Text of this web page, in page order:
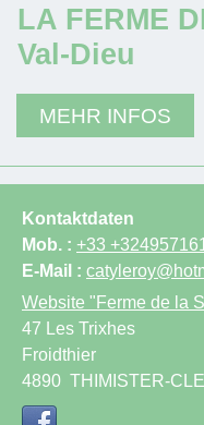
LA FERME
Val-Dieu
MEHR INFOS
Kontaktdaten
Mob. : +33
E-Mail :
Website "Ferme de la
47 Les Trixhes
Froidthier
4890 THIMISTER-